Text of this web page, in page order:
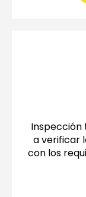
Inspección
a verificar
con los